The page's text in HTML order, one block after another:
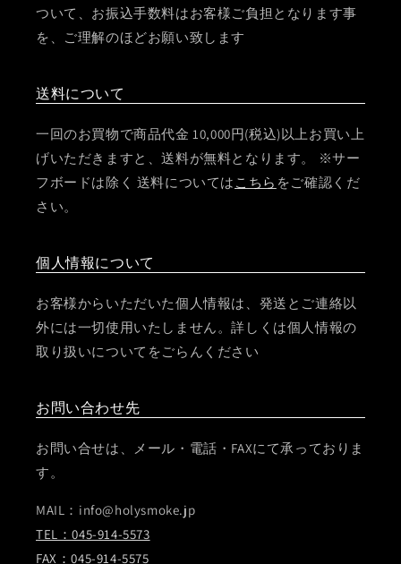
ついて、お振込手数料はお客様ご負担となります事
を、ご理解のほどお願い致します
送料について
一回のお買物で商品代金 10,000円(税込)以上お買い上
げいただきますと、送料が無料となります。 ※サー
フボードは除く 送料については こちら をご確認くだ
さい。
個人情報について
お客様からいただいた個人情報は、発送とご連絡以
外には一切使用いたしません。詳しくは個人情報の
取り扱いについてをごらんください
お問い合わせ先
お問い合せは、メール・電話・FAXにて承っておりま
す。
MAIL：info@holysmoke.jp
TEL：045-914-5573
FAX：045-914-5575